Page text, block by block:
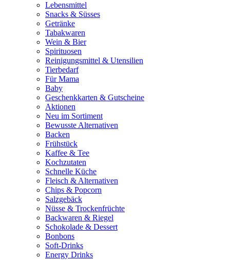
Lebensmittel
Snacks & Süsses
Getränke
Tabakwaren
Wein & Bier
Spirituosen
Reinigungsmittel & Utensilien
Tierbedarf
Für Mama
Baby
Geschenkkarten & Gutscheine
Aktionen
Neu im Sortiment
Bewusste Alternativen
Backen
Frühstück
Kaffee & Tee
Kochzutaten
Schnelle Küche
Fleisch & Alternativen
Chips & Popcorn
Salzgebäck
Nüsse & Trockenfrüchte
Backwaren & Riegel
Schokolade & Dessert
Bonbons
Soft-Drinks
Energy Drinks